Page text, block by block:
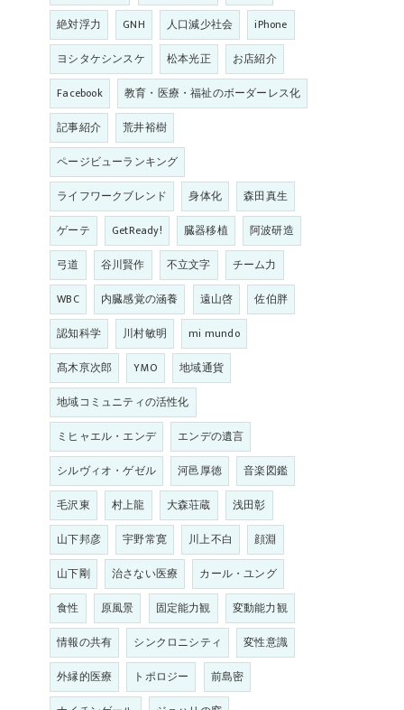
絶対浮力
GNH 人口減少社会
iPhone
ヨシタケシンスケ
松本光正
お店紹介
Facebook
教育・医療・福祉のボーダーレス化
記事紹介
荒井裕樹
ページビューランキング
ライフワークブレンド
身体化
森田真生
ゲーテ
GetReady! 臓器移植
阿波研造
弓道
谷川賢作 不立文字
チーム力
WBC
内臓感覚の涵養 遠山啓
佐伯胖
認知科学
川村敏明
mi mundo
髙木亰次郎
YMO
地域通貨
地域コミュニティの活性化
ミヒャエル・エンデ
エンデの遺言
シルヴィオ・ゲゼル
河邑厚徳
音楽図鑑
毛沢東
村上龍 大森荘蔵
浅田彰
山下邦彦
宇野常寛 川上不白
顔淵
山下剛
治さない医療
カール・ユング
食性
原風景 固定能力観
変動能力観
情報の共有
シンクロニシティ
変性意識
外縁的医療
トポロジー
前島密